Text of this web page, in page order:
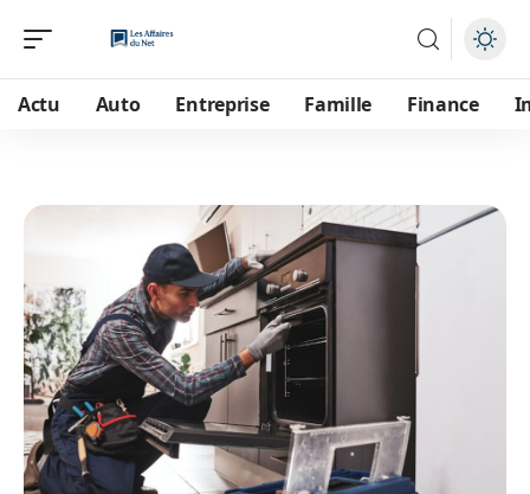
Actu Auto Entreprise Famille Finance